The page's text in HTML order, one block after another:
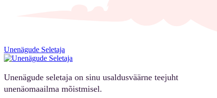
Unenägude Seletaja
Unenägude seletaja on sinu usaldusväärne teejuht
unenäomaailma mõistmisel.